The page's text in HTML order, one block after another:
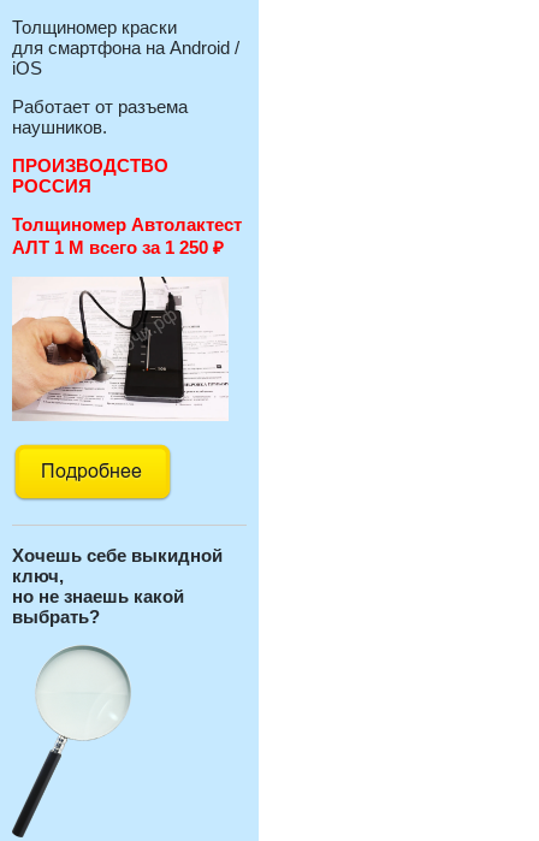
Толщиномер краски
для смартфона на Android /
iOS
Работает от разъема
наушников.
ПРОИЗВОДСТВО
РОССИЯ
Толщиномер Автолактест
АЛТ 1 М всего за 1 250 ₽
Хочешь себе выкидной
ключ,
но не знаешь какой
выбрать?